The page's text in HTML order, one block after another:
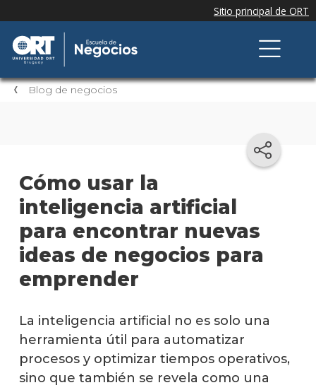
Blog de negocios
Cómo usar la
inteligencia artificial
para encontrar nuevas
ideas de negocios para
emprender
La inteligencia artificial no es solo una
herramienta útil para automatizar
procesos y optimizar tiempos operativos,
sino que también se revela como una